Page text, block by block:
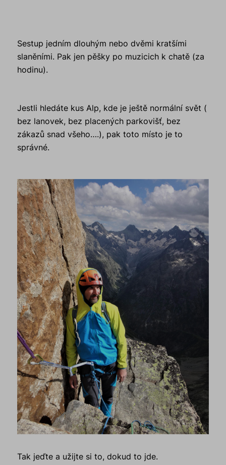
Sestup jedním dlouhým nebo dvěmi kratšími
slaněními. Pak jen pěšky po muzicich k chatě (za
hodinu).
Jestli hledáte kus Alp, kde je ještě normální svět (
bez lanovek, bez placených parkovišť, bez
zákazů snad všeho….), pak toto místo je to
správné.
Tak jeďte a užijte si to, dokud to jde.